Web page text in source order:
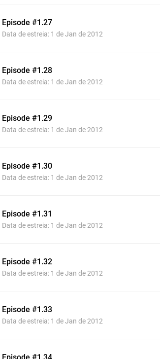
Episode #1.27
Data de estreia: 1 de Jan de 2012
Episode #1.28
Data de estreia: 1 de Jan de 2012
Episode #1.29
Data de estreia: 1 de Jan de 2012
Episode #1.30
Data de estreia: 1 de Jan de 2012
Episode #1.31
Data de estreia: 1 de Jan de 2012
Episode #1.32
Data de estreia: 1 de Jan de 2012
Episode #1.33
Data de estreia: 1 de Jan de 2012